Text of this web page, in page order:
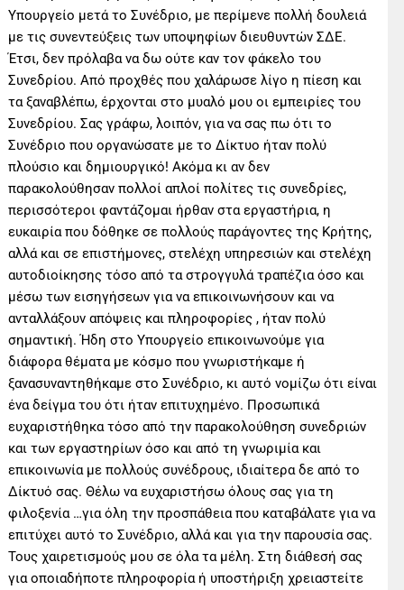
Υπουργείο μετά το Συνέδριο, με περίμενε πολλή δουλειά
με τις συνεντεύξεις των υποψηφίων διευθυντών ΣΔΕ.
Έτσι, δεν πρόλαβα να δω ούτε καν τον φάκελο του
Συνεδρίου. Από προχθές που χαλάρωσε λίγο η πίεση και
τα ξαναβλέπω, έρχονται στο μυαλό μου οι εμπειρίες του
Συνεδρίου. Σας γράφω, λοιπόν, για να σας πω ότι το
Συνέδριο που οργανώσατε με το Δίκτυο ήταν πολύ
πλούσιο και δημιουργικό! Ακόμα κι αν δεν
παρακολούθησαν πολλοί απλοί πολίτες τις συνεδρίες,
περισσότεροι φαντάζομαι ήρθαν στα εργαστήρια, η
ευκαιρία που δόθηκε σε πολλούς παράγοντες της Κρήτης,
αλλά και σε επιστήμονες, στελέχη υπηρεσιών και στελέχη
αυτοδιοίκησης τόσο από τα στρογγυλά τραπέζια όσο και
μέσω των εισηγήσεων για να επικοινωνήσουν και να
ανταλλάξουν απόψεις και πληροφορίες , ήταν πολύ
σημαντική. Ήδη στο Υπουργείο επικοινωνούμε για
διάφορα θέματα με κόσμο που γνωριστήκαμε ή
ξανασυναντηθήκαμε στο Συνέδριο, κι αυτό νομίζω ότι είναι
ένα δείγμα του ότι ήταν επιτυχημένο. Προσωπικά
ευχαριστήθηκα τόσο από την παρακολούθηση συνεδριών
και των εργαστηρίων όσο και από τη γνωριμία και
επικοινωνία με πολλούς συνέδρους, ιδιαίτερα δε από το
Δίκτυό σας. Θέλω να ευχαριστήσω όλους σας για τη
φιλοξενία …για όλη την προσπάθεια που καταβάλατε για να
επιτύχει αυτό το Συνέδριο, αλλά και για την παρουσία σας.
Τους χαιρετισμούς μου σε όλα τα μέλη. Στη διάθεσή σας
για οποιαδήποτε πληροφορία ή υποστήριξη χρειαστείτε